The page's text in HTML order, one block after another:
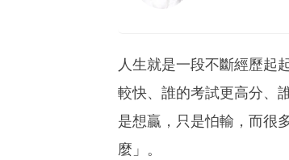
人生就是一段不斷經歷起
較快、誰的考試更高分、
是想贏，只是怕輸，而很
麼」。